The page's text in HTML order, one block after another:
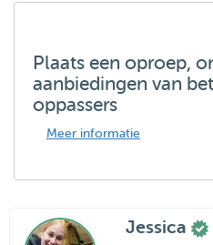
Plaats een oproep,
aanbiedingen van
oppassers
Meer informatie
Jessica